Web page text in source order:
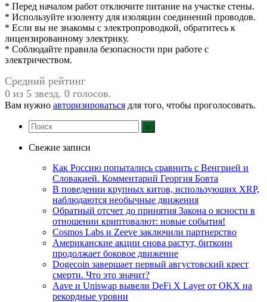
* Перед началом работ отключите питание на участке стены.
* Используйте изоленту для изоляции соединений проводов.
* Если вы не знакомы с электропроводкой, обратитесь к
лицензированному электрику.
* Соблюдайте правила безопасности при работе с
электричеством.
Средний рейтинг
0 из 5 звезд. 0 голосов.
Вам нужно авторизироваться для того, чтобы проголосовать.
Свежие записи
Как Россию попытались сравнить с Венгрией и
Словакией. Комментарий Георгия Бовта
В поведении крупных китов, использующих XRP,
наблюдаются необычные движения
Обратный отсчет до принятия Закона о ясности в
отношении криптовалют: новые события!
Cosmos Labs и Zeeve заключили партнерство
Американские акции снова растут, биткоин
продолжает боковое движение
Dogecoin завершает первый августовский крест
смерти. Что это значит?
Aave и Uniswap вывели DeFi X Layer от OKX на
рекордные уровни